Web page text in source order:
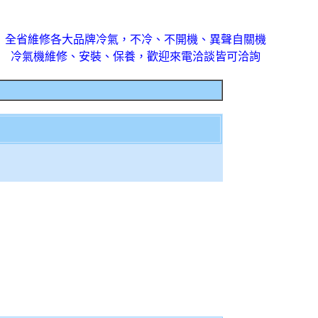
全省維修各大品牌冷氣，不冷、不開機、異聲自關機
冷氣機維修、安裝、保養，歡迎來電洽談皆可洽詢